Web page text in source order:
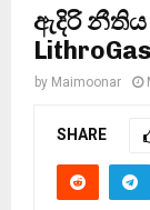
ඇදිරි නීතිය
by Maimoonar
SHARE